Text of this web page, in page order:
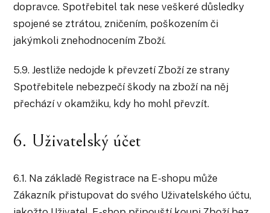
dopravce. Spotřebitel tak nese veškeré důsledky
spojené se ztrátou, zničením, poškozením či
jakýmkoli znehodnocením Zboží.
5.9. Jestliže nedojde k převzetí Zboží ze strany
Spotřebitele nebezpečí škody na zboží na něj
přechází v okamžiku, kdy ho mohl převzít.
6. Uživatelský účet
6.1. Na základě Registrace na E-shopu může
Zákazník přistupovat do svého Uživatelského účtu,